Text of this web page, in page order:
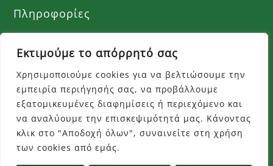
Εκτιμούμε το απόρρητό σας
Χρησιμοποιούμε cookies για να βελτιώσουμε την
εμπειρία περιήγησής σας, να προβάλλουμε
εξατομικευμένες διαφημίσεις ή περιεχόμενο και
να αναλύουμε την επισκεψιμότητά μας. Κάνοντας
κλικ στο "Αποδοχή όλων", συναινείτε στη χρήση
των cookies από εμάς.
Πληροφορίες
Όροι χρήσης
Πολιτική απορρήτου
Τρόποι πληρωμής
Τρόποι αποστολής
Επιστροφές προϊόντων